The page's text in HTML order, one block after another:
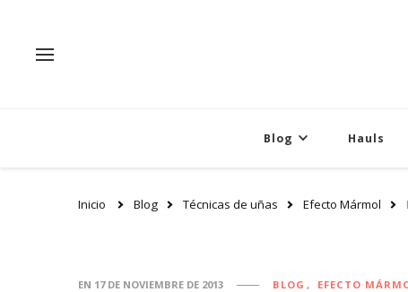
Blog Hauls
Inicio Blog Técnicas de uñas Efecto Mármol
EN 17 DE NOVIEMBRE DE 2013 BLOG EFECTO